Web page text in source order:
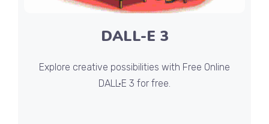
DALL-E 3
Explore creative possibilities with Free Online
DALL·E 3 for free.